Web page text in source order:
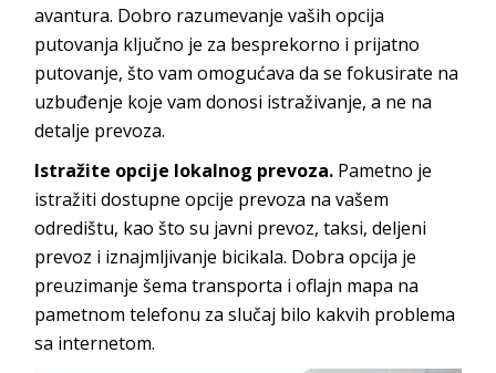
avantura. Dobro razumevanje vaših opcija
putovanja ključno je za besprekorno i prijatno
putovanje, što vam omogućava da se fokusirate na
uzbuđenje koje vam donosi istraživanje, a ne na
detalje prevoza.
Istražite opcije lokalnog prevoza. Pametno je
istražiti dostupne opcije prevoza na vašem
odredištu, kao što su javni prevoz, taksi, deljeni
prevoz i iznajmljivanje bicikala. Dobra opcija je
preuzimanje šema transporta i oflajn mapa na
pametnom telefonu za slučaj bilo kakvih problema
sa internetom.